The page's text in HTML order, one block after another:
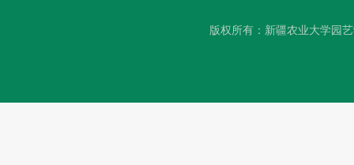
版权所有：新疆农业大学园